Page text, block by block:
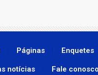
Páginas Enquetes
notícias Fale conosco